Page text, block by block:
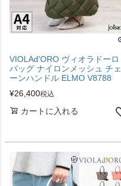
VIOLAd'ORO ヴィオラドーロ
バッグ ナイロンメッシュ チェ
ーンハンドル ELMO V8788
¥26,400税込
カートに入れる